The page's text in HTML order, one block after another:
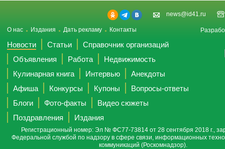
news@id41.ru
О нас Издания Дать рекламу Контакты
Новости Статьи
Справочник организаций
Объявления
Работа
Недвижимость
Кулинарная книга
Интервью
Анекдоты
Афиша
Конкурсы Купоны
Вопросы-ответы
Блоги
Фото-факты
Видео сюжеты
Поздравления
Издания
Регистрационный номер: Эл № ФС77-73814 от 28 сентября 2018 г.,
Федеральной службой по надзору в сфере связи, информационных
коммуникаций (Роскомнадзор).